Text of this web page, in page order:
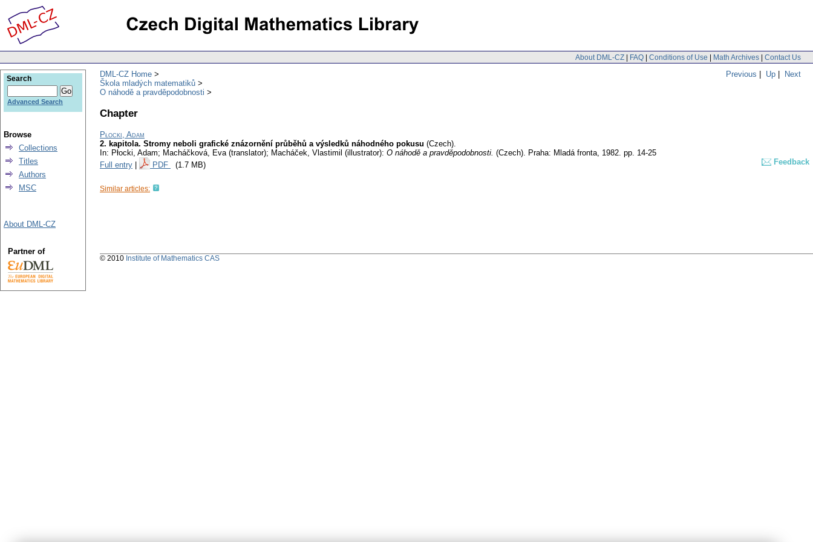
About DML-CZ | FAQ | Conditions of Use | Math Archives | Contact Us
Previous | Up | Next
DML-CZ Home
Škola mladých matematiků
O náhodě a pravděpodobnosti
Chapter
Płocki, Adam
2. kapitola. Stromy neboli grafické znázornění průběhů a výsledků náhodného pokusu (Czech).
In: Płocki, Adam; Macháčková, Eva (translator); Macháček, Vlastimil (illustrator): O náhodě a pravděpodobnosti. (Czech). Praha: Mladá fronta, 1982. pp. 14-25
Full entry
PDF (1.7 MB) Feedback
Similar articles:
Search
Advanced Search
Browse
Collections
Titles
Authors
MSC
About DML-CZ
Partner of
© 2010 Institute of Mathematics CAS